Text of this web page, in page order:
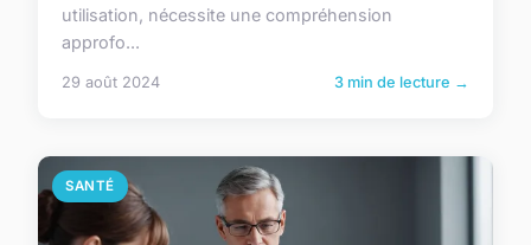
utilisation, nécessite une compréhension
approfo...
29 août 2024 3 min de lecture →
SANTÉ